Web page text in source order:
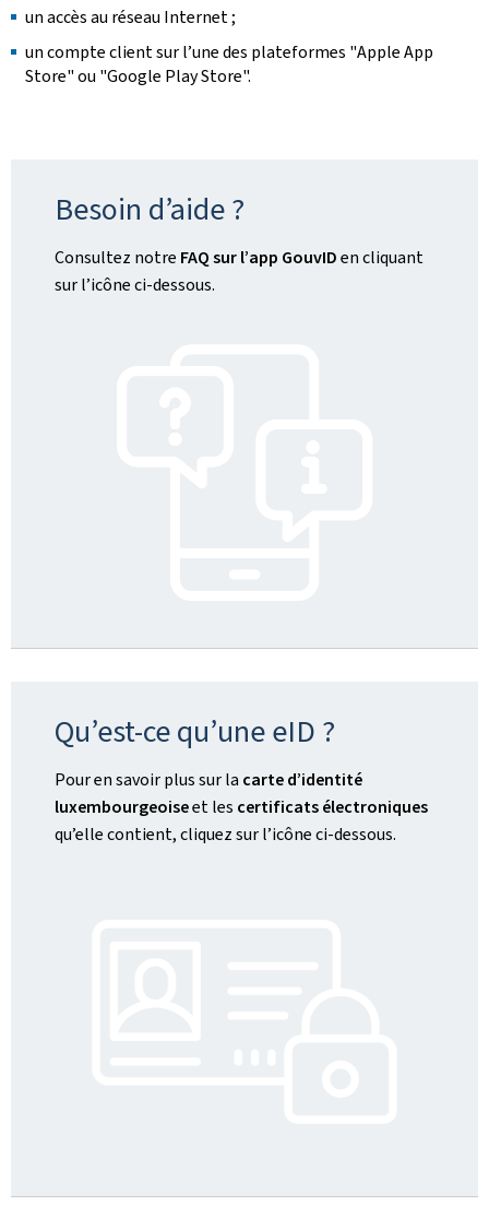
un accès au réseau Internet ;
un compte client sur l’une des plateformes "Apple App
Store" ou "Google Play Store".
Besoin d’aide ?
Consultez notre FAQ sur l’app GouvIDen cliquant
sur l’icône ci-dessous.
Qu’est-ce qu’une eID ?
Pour en savoir plus sur la carte d’identité
luxembourgeoiseet les certificats électroniques
qu’elle contient, cliquez sur l’icône ci-dessous.